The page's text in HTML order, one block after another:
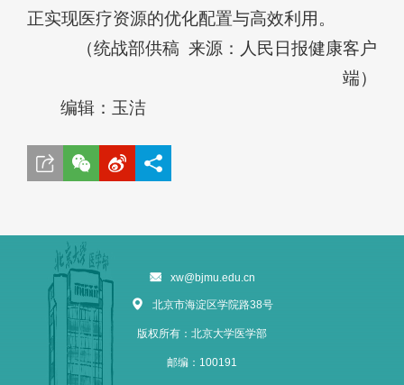
正实现医疗资源的优化配置与高效利用。
（统战部供稿 来源：人民日报健康客户
端）
编辑：玉洁
xw@bjmu.edu.cn
北京市海淀区学院路38号
版权所有：北京大学医学部
邮编：100191